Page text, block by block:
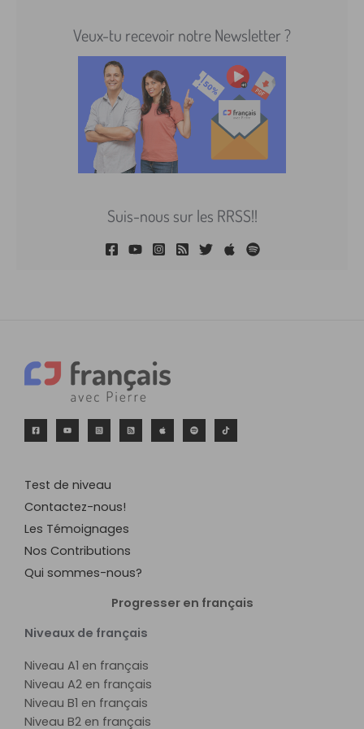
Veux-tu recevoir notre Newsletter ?
Suis-nous sur les RRSS!!
Test de niveau
Contactez-nous!
Les Témoignages
Nos Contributions
Qui sommes-nous?
Progresser en français
Niveaux de français
Niveau A1 en français
Niveau A2 en français
Niveau B1 en français
Niveau B2 en français